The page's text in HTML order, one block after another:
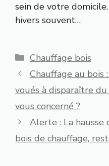
sein de votre domicile.
hivers souvent…
Catégories
Chauffage bois
Chauffage au bois
voués à disparaître
vous concerné ?
Alerte : La hausse
bois de chauffage,